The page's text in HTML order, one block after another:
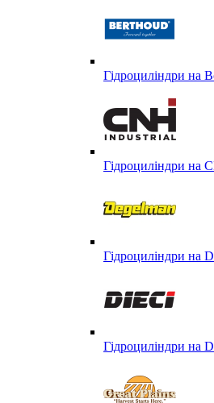
Гідроциліндри на
Гідроциліндри
Гідроциліндри на
Гідроциліндри на